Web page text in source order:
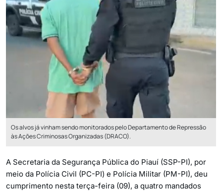
Os alvos já vinham sendo monitorados pelo Departamento de Repressão
às Ações Criminosas Organizadas (DRACO).
A Secretaria da Segurança Pública do Piauí (SSP-PI), por
meio da Polícia Civil (PC-PI) e Polícia Militar (PM-PI), deu
cumprimento nesta terça-feira (09), a quatro mandados